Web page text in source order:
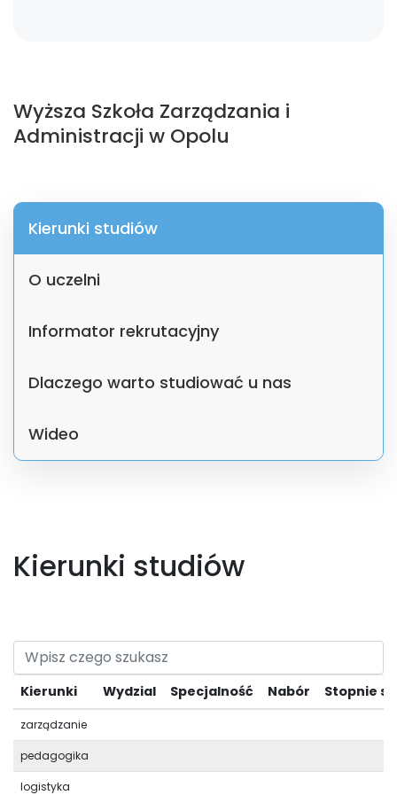
Wyższa Szkoła Zarządzania i
Administracji w Opolu
Kierunki studiów
O uczelni
Informator rekrutacyjny
Dlaczego warto studiować u nas
Wideo
Kierunki studiów
Kierunki Wydzial Specjalność Nabór Stopnie
zarządzanie
pedagogika
logistyka